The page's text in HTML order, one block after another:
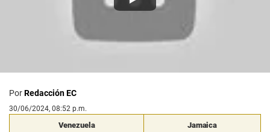
PorRedacción EC
30/06/2024, 08:52 p.m.
Venezuela Jamaica